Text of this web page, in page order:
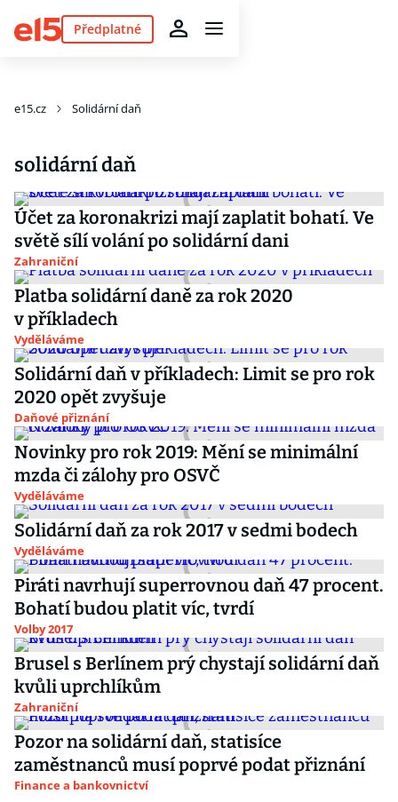
Předplatné
e15.cz Solidární daň
solidární daň
Účet za koronakrizi mají zaplatit bohatí. Ve
světě sílí volání po solidární dani
Zahraniční
Platba solidární daně za rok 2020
v příkladech
Vyděláváme
Solidární daň v příkladech: Limit se pro rok
2020 opět zvyšuje
Daňové přiznání
Novinky pro rok 2019: Mění se minimální
mzda či zálohy pro OSVČ
Vyděláváme
Solidární daň za rok 2017 v sedmi bodech
Vyděláváme
Piráti navrhují superrovnou daň 47 procent.
Bohatí budou platit víc, tvrdí
Volby 2017
Brusel s Berlínem prý chystají solidární daň
kvůli uprchlíkům
Zahraniční
Pozor na solidární daň, statisíce
zaměstnanců musí poprvé podat přiznání
Finance a bankovnictví